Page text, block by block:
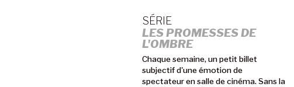
SÉRIE
LES PROMESSES DE
L'OMBRE
Chaque semaine, un petit billet
subjectif d'une émotion de
spectateur en salle de cinéma. Sans la